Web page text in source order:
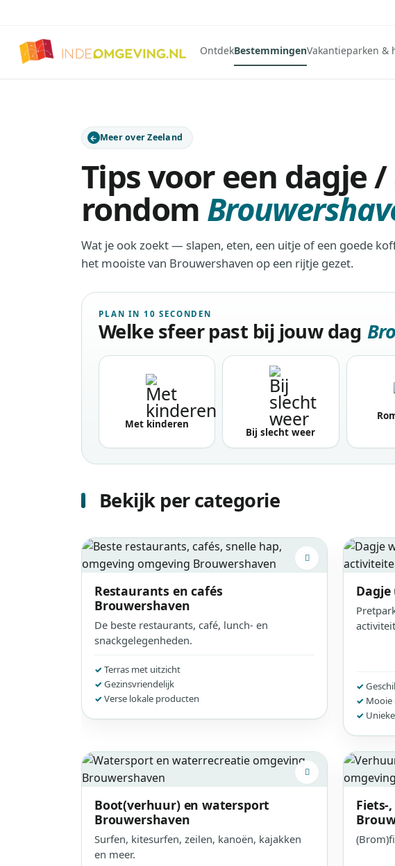
OntdekBestemmingenVakantieparken &
Meer over Zeeland
Tips voor een dagje
rondom
Wat je ook zoekt — slapen, eten, een uitje of een goede
het mooiste van Brouwershaven op een rijtje gezet.
PLAN IN 10 SECONDEN
Welke sfeer past bij jouw dag
Met kinderen
Bij slecht weer
Bekijk per categorie
Restaurants en cafés
Brouwershaven
De beste restaurants, café, lunch- en
snackgelegenheden.
Terras met uitzicht
Gezinsvriendelijk
Verse lokale producten
Boot(verhuur) en watersport
Brouwershaven
Surfen, kitesurfen, zeilen, kanoën, kajakken
en meer.
Fiets-